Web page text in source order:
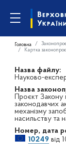
Головна
Картка
Назва файлу:
Науково-
Назва
Проєкт
законодавчих
механізму
насильству та
Номер, дата
10249 від